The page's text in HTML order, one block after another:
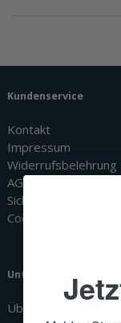
Kundenservice
Kontakt
Impressum
Widerrufsbelehrung
AGBs
Sicherheit &
Cookie Richtlinie
Unternehmen
Über uns